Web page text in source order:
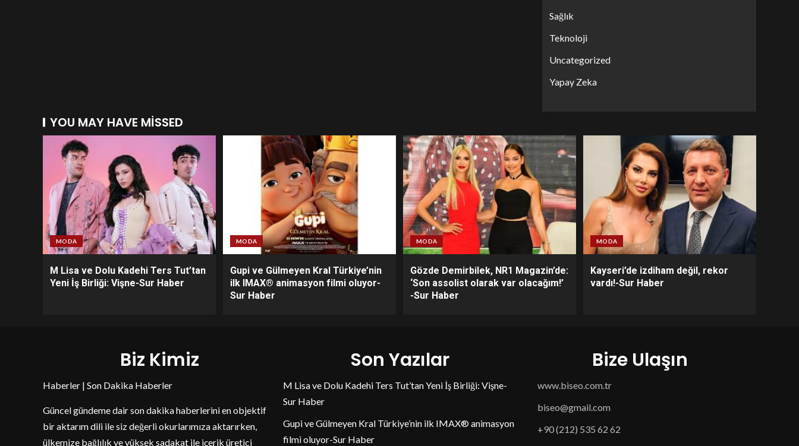
Sağlık
Teknoloji
Uncategorized
Yapay Zeka
YOU MAY HAVE MISSED
MODA
M Lisa ve Dolu Kadehi Ters Tut’tan
Yeni İş Birliği: Vişne-Sur Haber
MODA
Gupi ve Gülmeyen Kral Türkiye’nin
ilk IMAX® animasyon filmi oluyor-
Sur Haber
MODA
Gözde Demirbilek, NR1 Magazin’de:
‘Son assolist olarak var olacağım!’
-Sur Haber
MODA
Kayseri’de izdiham değil, rekor
vardı!-Sur Haber
Biz Kimiz
Haberler | Son Dakika Haberler
Güncel gündeme dair son dakika haberlerini en objektif
bir aktarım dili ile siz değerli okurlarımıza aktarırken,
ülkemize bağlılık ve yüksek sadakat ile içerik üretici
Son Yazılar
M Lisa ve Dolu Kadehi Ters Tut’tan Yeni İş Birliği: Vişne-
Sur Haber
Gupi ve Gülmeyen Kral Türkiye’nin ilk IMAX® animasyon
filmi oluyor-Sur Haber
Bize Ulaşın
www.biseo.com.tr
biseo@gmail.com
+90 (212) 535 62 62